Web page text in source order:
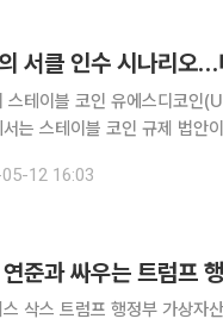
스테이블 코인 유에스디코인
는 스테이블 코인 규제 법안
스트래티지 설립자가 비트코
12 16:03
스 삭스 트럼프 행정부 가상자